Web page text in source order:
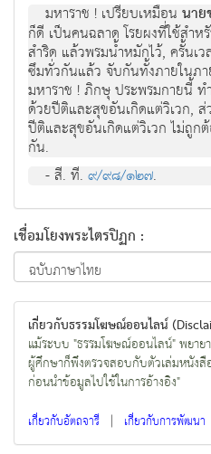
มหาราช ! เปรียบเหมือนนาย
ก็ดี เป็นคนฉลาด โรยผงที่ใช้สำห
สำริด แล้วพรมน้ำหมักไว้, ครั้นเ
ซึมทั่วกันแล้ว จับกันทั้งภายในภ
มหาราช ! ภิกษุ ประพรมกายนี้
ด้วยปีติและสุขอันเกิดแต่วิเวก,
ปีติและสุขอันเกิดแต่วิเวก ไม่ถู
กัน.
- สี. ที.๙/๙๘/๑๒๗.
เชื่อมโยงพระไตรปิฏก :
เกี่ยวกับธรรมโฆษณ์ออนไลน์
แม้ระบบ "ธรรมโฆษณ์ออนไลน์" พยา
ผู้ศึกษาก็พึงตรวจสอบกับตัวเล่มหนัง
ก่อนนำข้อมูลไปใช้ในการอ้างอิง"
เกี่ยวกับอัตถจารี | เกี่ยวกับการพัฒนา